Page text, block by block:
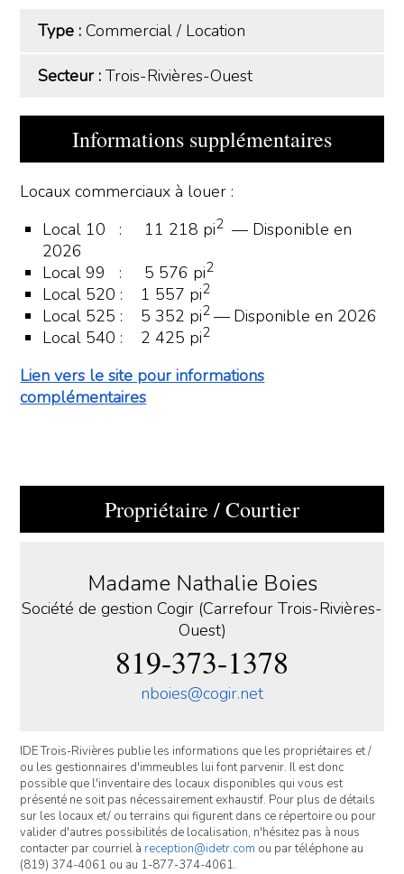
Type :Commercial/ Location
Secteur :Trois-Rivières-Ouest
Informations supplémentaires
Locaux commerciaux à louer :
Local 10 : 11 218 pi2 — Disponible en
2026
Local 99 : 5 576 pi2
Local 520 : 1 557 pi2
Local 525 : 5 352 pi2 — Disponible en 2026
Local 540 : 2 425 pi2
Lien vers le site pour informations
complémentaires
Propriétaire / Courtier
Madame Nathalie Boies
Société de gestion Cogir (Carrefour Trois-Rivières-
Ouest)
819-373-1378
nboies@cogir.net
IDE Trois-Rivières publie les informations que les propriétaires et /
ou les gestionnaires d'immeubles lui font parvenir. Il est donc
possible que l'inventaire des locaux disponibles qui vous est
présenté ne soit pas nécessairement exhaustif. Pour plus de détails
sur les locaux et/ ou terrains qui figurent dans ce répertoire ou pour
valider d'autres possibilités de localisation, n'hésitez pas à nous
contacter par courriel à reception@idetr.com ou par téléphone au
(819) 374-4061 ou au 1-877-374-4061.